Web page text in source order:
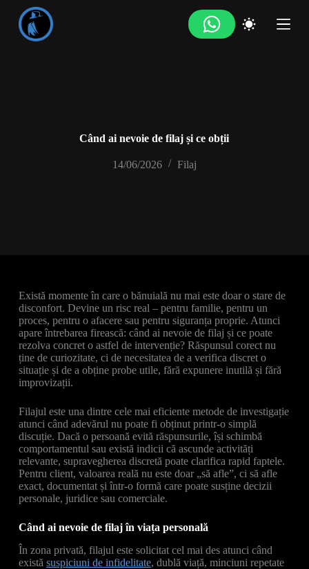
Când ai nevoie de filaj și ce obții
14/06/2026 Filaj
Există momente în care o bănuială nu mai este doar o stare de
disconfort. Devine un risc real – pentru familie, pentru un
proces, pentru o afacere sau pentru siguranța proprie. Atunci
apare întrebarea firească: când ai nevoie de filaj și ce poate
rezolva concret o astfel de intervenție? Răspunsul corect nu
ține de curiozitate, ci de necesitatea de a verifica discret o
situație și de a obține probe utile, fără expunere inutilă și fără
improvizații.
Filajul este una dintre cele mai eficiente metode de investigație
atunci când adevărul nu poate fi obținut printr-o simplă
discuție. Dacă o persoană evită răspunsurile, își schimbă
comportamentul sau există indicii că ascunde activități
relevante, supravegherea discretă poate clarifica rapid faptele.
Pentru client, valoarea reală nu este doar „să afle”, ci să afle
exact, documentat și într-o formă care poate susține decizii
personale, juridice sau comerciale.
Când ai nevoie de filaj în viața personală
În zona privată, filajul este solicitat cel mai des atunci când
există suspiciuni de infidelitate, dublă viață, minciuni repetate